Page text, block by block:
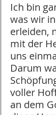
Ich bin
was wir
erleiden,
mit der
uns
Darum
voller
an dem